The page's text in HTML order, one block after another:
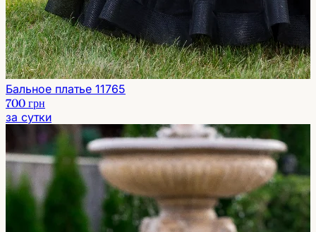
Бальное платье 11765
700 грн
за сутки